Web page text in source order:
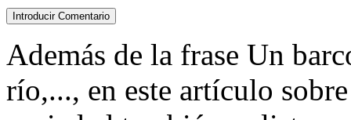
Además de la frase Un
río,..., en este artículo